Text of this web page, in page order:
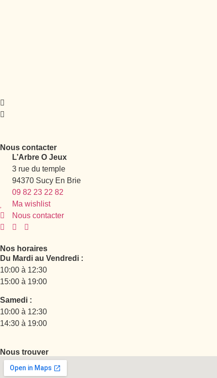
Nous contacter
L’Arbre O Jeux
3 rue du temple
94370 Sucy En Brie
09 82 23 22 82
Ma wishlist
Nous contacter
Nos horaires
Du Mardi au Vendredi :
10:00 à 12:30
15:00 à 19:00
Samedi :
10:00 à 12:30
14:30 à 19:00
Nous trouver